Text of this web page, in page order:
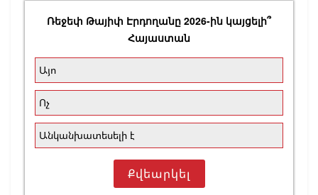
Ռեջեփ Թայիփ Էրդողանը 2026-ին կայցելի՞
Հայաստան
Այո
Ոչ
Անկանխատեսելի է